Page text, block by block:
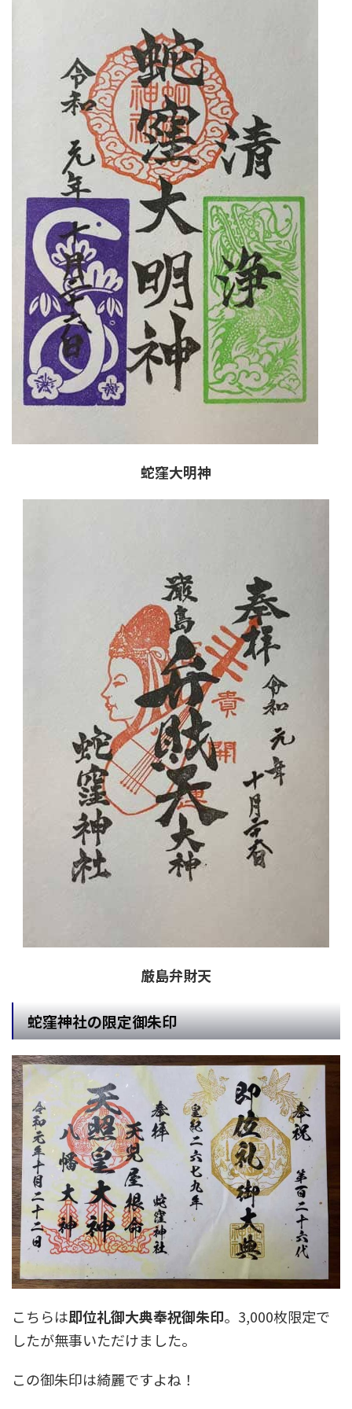
蛇窪大明神
厳島弁財天
蛇窪神社の限定御朱印
こちらは即位礼御大典奉祝御朱印。3,000枚限定で
したが無事いただけました。
この御朱印は綺麗ですよね！